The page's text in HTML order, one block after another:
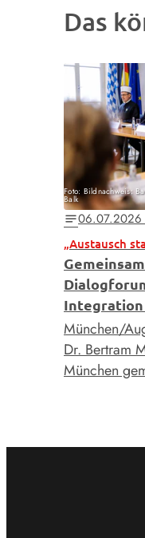
Das
Foto: Bildnachweis:
Balk
notes06.07.2026
„Austausch
München/
Dr. Bertram
München